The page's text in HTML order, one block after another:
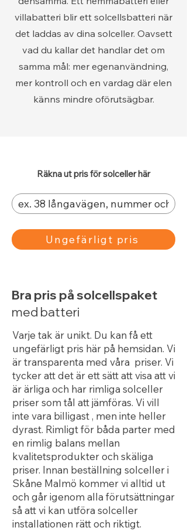
villabatteri blir ett solcellsbatteri när
det laddas av dina solceller. Oavsett
vad du kallar det handlar det om
samma mål: mer egenanvändning,
mer kontroll och en vardag där elen
känns mindre oförutsägbar.
Räkna ut pris för solceller här
Ungefärligt pris
Bra pris på solcellspaket
med batteri
Varje tak är unikt. Du kan få ett
ungefärligt pris här på hemsidan. Vi
är transparenta med våra priser. Vi
tycker att det är ett sätt att visa att vi
är ärliga och har rimliga solceller
priser som tål att jämföras. Vi vill
inte vara billigast , men inte heller
dyrast. Rimligt för båda parter med
en rimlig balans mellan
kvalitetsprodukter och skäliga
priser. Innan beställning solceller i
Skåne Malmö kommer vi alltid ut
och går igenom alla förutsättningar
så att vi kan utföra solceller
installationen rätt och riktigt.